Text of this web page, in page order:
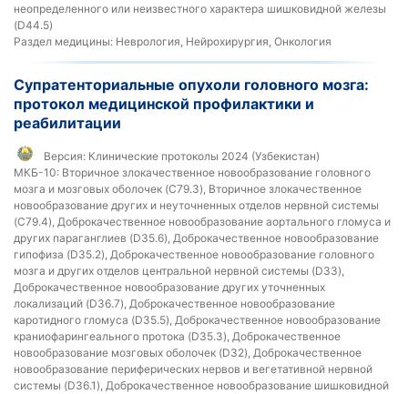
неопределенного или неизвестного характера шишковидной железы
(D44.5)
Раздел медицины: Неврология, Нейрохирургия, Онкология
Супратенториальные опухоли головного мозга:
протокол медицинской профилактики и
реабилитации
Версия: Клинические протоколы 2024 (Узбекистан)
МКБ-10: Вторичное злокачественное новообразование головного
мозга и мозговых оболочек (C79.3), Вторичное злокачественное
новообразование других и неуточненных отделов нервной системы
(C79.4), Доброкачественное новообразование аортального гломуса и
других параганглиев (D35.6), Доброкачественное новообразование
гипофиза (D35.2), Доброкачественное новообразование головного
мозга и других отделов центральной нервной системы (D33),
Доброкачественное новообразование других уточненных
локализаций (D36.7), Доброкачественное новообразование
каротидного гломуса (D35.5), Доброкачественное новообразование
краниофарингеального протока (D35.3), Доброкачественное
новообразование мозговых оболочек (D32), Доброкачественное
новообразование периферических нервов и вегетативной нервной
системы (D36.1), Доброкачественное новообразование шишковидной